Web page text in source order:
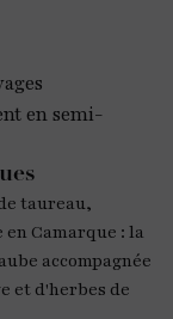
en semi-
taureau,
Camarque : la
accompagnée
et d'herbes de